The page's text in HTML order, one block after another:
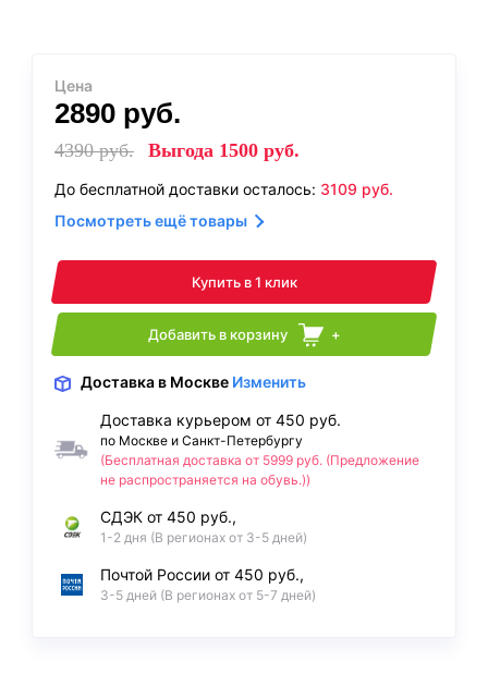
Цена
2890 руб.
4390руб. Выгода 1500 руб.
До бесплатной доставки осталось: 3109 руб.
Посмотреть ещё товары
Купить в 1 клик
Добавить в корзину +
Доставка в Москве Изменить
Доставка курьером от 450 руб.
по Москве и Санкт-Петербургу
(Бесплатная доставка от 5999 руб. (Предложение
не распространяется на обувь.))
СДЭК от 450 руб.,
1-2 дня (В регионах от 3-5 дней)
Почтой России от 450 руб.,
3-5 дней (В регионах от 5-7 дней)